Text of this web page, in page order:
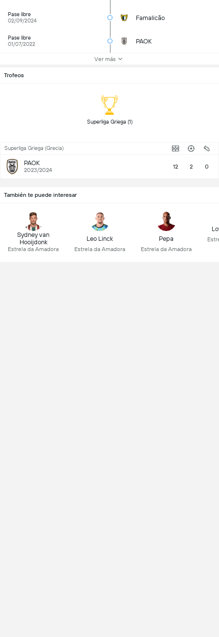
Pase libre
02/09/2024
Famalicão
Pase libre
01/07/2022
PAOK
Ver más
Trofeos
Superliga Griega (1)
Superliga Griega (Grecia)
PAOK
2023/2024 12 2 0
También te puede interesar
Sydney van
Hooijdonk
Estrela da Amadora
Leo Linck
Estrela da Amadora
Pepa
Estrela da Amadora